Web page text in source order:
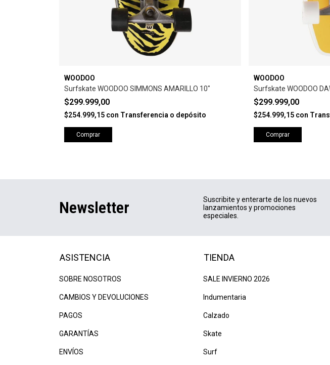
WOODOO
Surfskate WOODOO SIMMONS AMARILLO 10"
$299.999,00
$254.999,15 con Transferencia o depósito
Comprar
WOODOO
Surfskate WOODOO
$299.999,00
$254.999,15 con
Comprar
Newsletter
Suscribite y enterarte de los nuevos
lanzamientos y promociones
especiales.
ASISTENCIA
SOBRE NOSOTROS
CAMBIOS Y DEVOLUCIONES
PAGOS
GARANTÍAS
ENVÍOS
TIENDA
SALE INVIERNO 2026
Indumentaria
Calzado
Skate
Surf